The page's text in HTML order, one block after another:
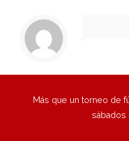
Más que un torneo de
sábados